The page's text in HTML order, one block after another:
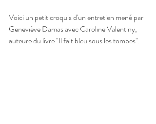
Voici un petit croquis d'un entretien mené par
Geneviève Damas avec Caroline Valentiny,
auteure du livre "Il fait bleu sous les tombes".